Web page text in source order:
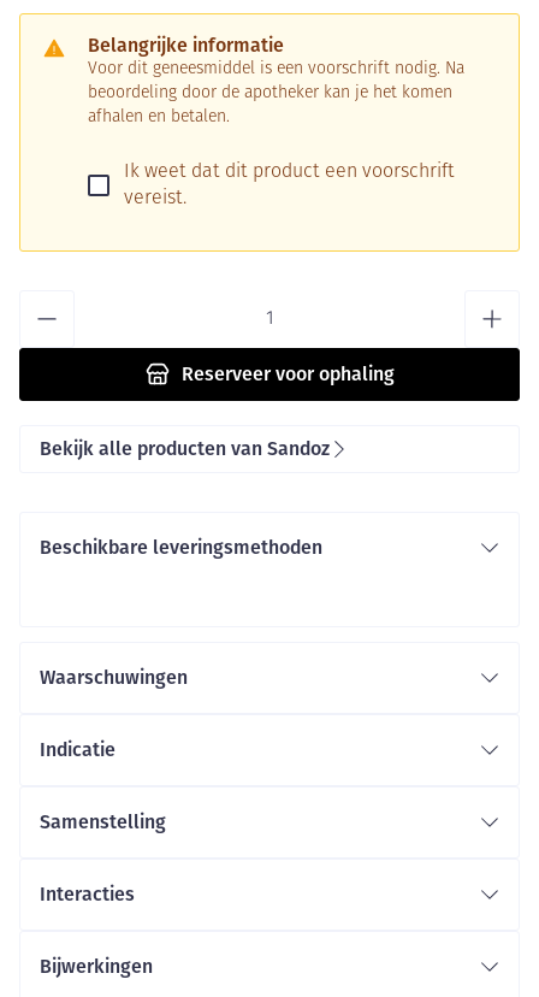
Belangrijke informatie
Voor dit geneesmiddel is een voorschrift nodig. Na
beoordeling door de apotheker kan je het komen
afhalen en betalen.
Ik weet dat dit product een voorschrift
vereist.
Reserveervoor ophaling
Bekijk alle producten van Sandoz
Beschikbare leveringsmethoden
Waarschuwingen
Indicatie
Samenstelling
Interacties
Bijwerkingen